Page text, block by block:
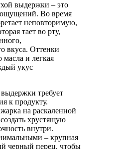
выдержки – это
Во время
неповторимую,
тает во рту,
вкуса. Оттенки
и легкая
укус
требует
к продукту.
на раскаленной
хрустящую
внутри.
– крупная
черный перец, чтобы